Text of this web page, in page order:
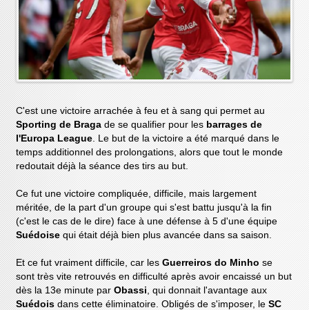
C'est une victoire arrachée à feu et à sang qui permet au
Sporting de Braga de se qualifier pour les barrages de
l'Europa League . Le but de la victoire a été marqué dans le
temps additionnel des prolongations, alors que tout le monde
redoutait déjà la séance des tirs au but.
Ce fut une victoire compliquée, difficile, mais largement
méritée, de la part d'un groupe qui s'est battu jusqu'à la fin
(c'est le cas de le dire) face à une défense à 5 d'une équipe
Suédoise qui était déjà bien plus avancée dans sa saison.
Et ce fut vraiment difficile, car lesGuerreiros do Minho se
sont très vite retrouvés en difficulté après avoir encaissé un but
dès la 13e minute parObassi , qui donnait l'avantage aux
Suédoisdans cette éliminatoire. Obligés de s'imposer, leSC